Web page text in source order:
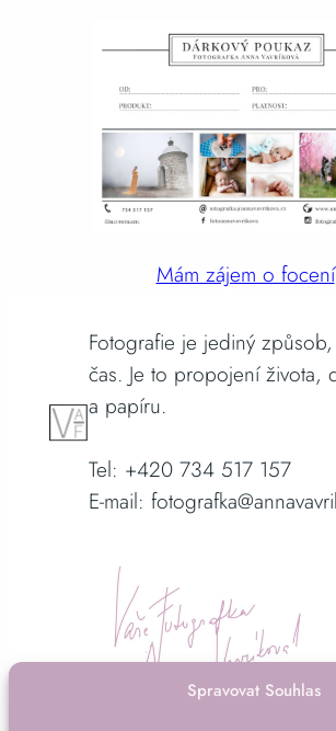
Spravovat Souhlas
Mám zájem o focení
Fotografie je jediný způsob,
čas. Je to propojení života,
a papíru.
Tel: +420 734 517 157
E-mail: